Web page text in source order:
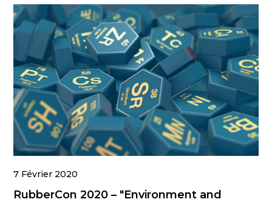
7 Février 2020
RubberCon 2020 – "Environment and